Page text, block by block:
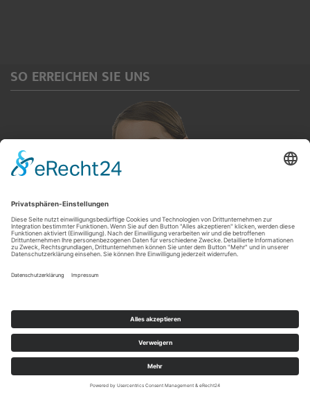
SO ERREICHEN SIE UNS
Servicetelefon
© 2017-2019 Schuh-Sport Krause GmbH | Kronacher Straße 35 | D-96342 Stockheim